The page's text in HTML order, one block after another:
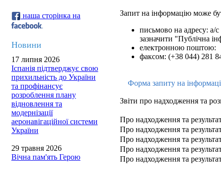
наша сторінка на
Новини
17 липня 2026
Іспанія підтверджує свою
прихильність до України
та профінансує
розроблення плану
відновлення та
модернізації
аеронавігаційної системи
України
29 травня 2026
Вічна пам'ять Герою
Запит на інформацію може
письмово на адресу: а/
зазначити "Публічна
електронною поштою:
факсом: (+38 044) 281
Форма запиту на
Звіти про надходження та
Про надходження та
Про надходження та
Про надходження та
Про надходження та
Про надходження та